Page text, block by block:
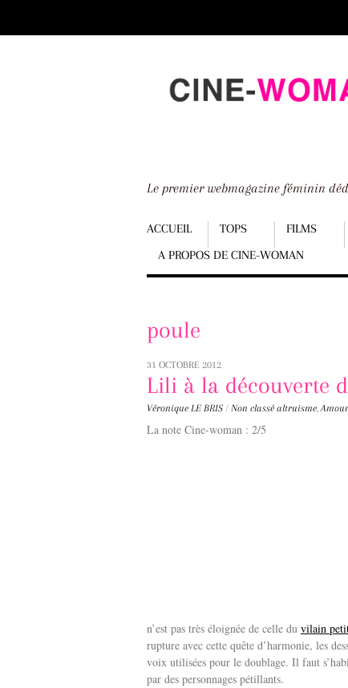
down
Le premier webmagazine féminin
Menu
ACCUEIL TOPS FILMS
A PROPOS DE CINE-WOMAN
Scroll
content
poule
31 OCTOBRE 2012
Lili à la découverte
Véronique LE BRIS / Non classé altruisme, Amour
La note Cine-woman : 2/5
n’est pas très éloignée de celle du vilain
rupture avec cette quête d’harmonie, les
voix utilisées pour le doublage. Il faut
par des personnages pétillants.